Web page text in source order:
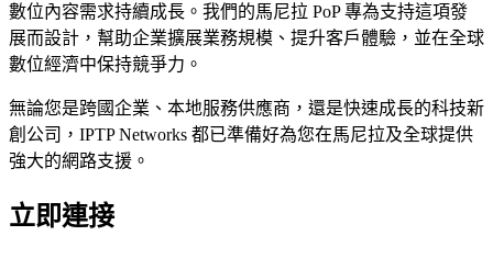
數位內容需求持續成長。我們的馬尼拉 PoP 專為支持這項發
展而設計，幫助企業擴展業務規模、提升客戶體驗，並在全球
數位經濟中保持競爭力。
無論您是跨國企業、本地服務供應商，還是快速成長的科技新
創公司，IPTP Networks 都已準備好為您在馬尼拉及全球提供
強大的網路支援。
立即連接